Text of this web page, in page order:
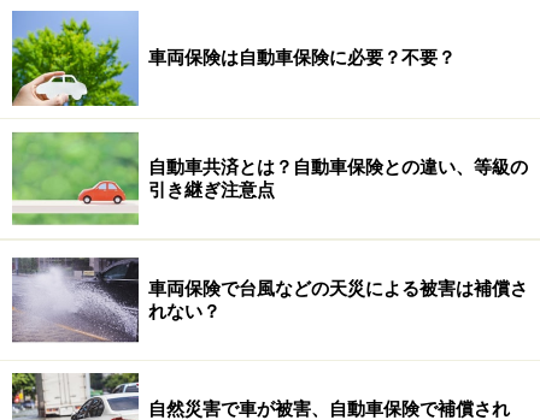
※記事内容は執筆時点のものです。最新の内容をご確認くださ
い。
本記事の内容は一般的な情報提供を目的としており、特定の金融
商品や投資行動を推奨するものではありません。
投資や資産運用に関する最終的なご判断はご自身の責任において
行ってください。
掲載情報の正確性・完全性については十分に配慮しております
が、その内容を保証するものではなく、これに基づく損失・損害
などについて当社は一切の責任を負いません。
最新の情報や詳細については、必ず各金融機関やサービス提供者
の公式情報をご確認ください。
車両保険は自動車保険に必要？不要？
自動車共済とは？自動車保険との違い、等級の
引き継ぎ注意点
車両保険で台風などの天災による被害は補償さ
れない？
自然災害で車が被害、自動車保険で補償され